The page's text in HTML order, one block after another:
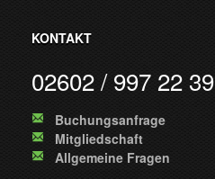
KONTAKT
02602 / 997 22 39
Buchungsanfrage
Mitgliedschaft
Allgemeine Fragen